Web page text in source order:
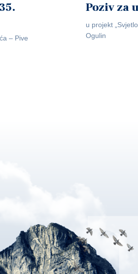
– Pive
Poziv za
u projekt
Ogulin